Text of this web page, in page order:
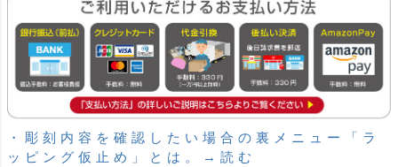
・彫刻内容を確認したい場合の裏メニュー「ラ
ッピング仮止め」とは。→読む